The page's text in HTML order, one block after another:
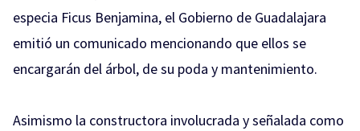
especia Ficus Benjamina, el Gobierno de Guadalajara
emitió un comunicado mencionando que ellos se
encargarán del árbol, de su poda y mantenimiento.
Asimismo la constructora involucrada y señalada como